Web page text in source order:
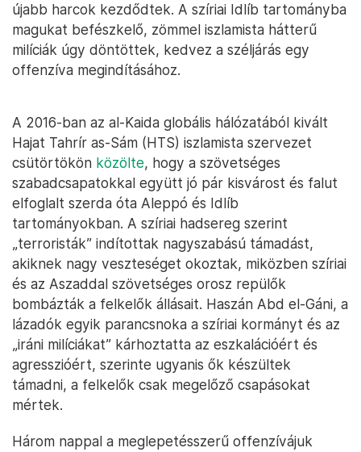
újabb harcok kezdődtek. A szíriai Idlíb tartományba
magukat befészkelő, zömmel iszlamista hátterű
milíciák úgy döntöttek, kedvez a széljárás egy
offenzíva megindításához.
A 2016-ban az al-Kaida globális hálózatából kivált
Hajat Tahrír as-Sám (HTS) iszlamista szervezet
csütörtökön közölte, hogy a szövetséges
szabadcsapatokkal együtt jó pár kisvárost és falut
elfoglalt szerda óta Aleppó és Idlíb
tartományokban. A szíriai hadsereg szerint
„terroristák” indítottak nagyszabású támadást,
akiknek nagy veszteséget okoztak, miközben szíriai
és az Aszaddal szövetséges orosz repülők
bombázták a felkelők állásait. Haszán Abd el-Gáni, a
lázadók egyik parancsnoka a szíriai kormányt és az
„iráni milíciákat” kárhoztatta az eszkalációért és
agresszióért, szerinte ugyanis ők készültek
támadni, a felkelők csak megelőző csapásokat
mértek.
Három nappal a meglepetésszerű offenzívájuk